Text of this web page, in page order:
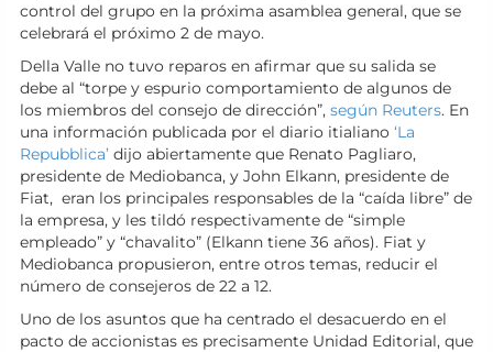
control del grupo en la próxima asamblea general, que se
celebrará el próximo 2 de mayo.
Della Valle no tuvo reparos en afirmar que su salida se
debe al “torpe y espurio comportamiento de algunos de
los miembros del consejo de dirección”, según Reuters. En
una información publicada por el diario itialiano ‘La
Repubblica’ dijo abiertamente que Renato Pagliaro,
presidente de Mediobanca, y John Elkann, presidente de
Fiat, eran los principales responsables de la “caída libre” de
la empresa, y les tildó respectivamente de “simple
empleado” y “chavalito” (Elkann tiene 36 años). Fiat y
Mediobanca propusieron, entre otros temas, reducir el
número de consejeros de 22 a 12.
Uno de los asuntos que ha centrado el desacuerdo en el
pacto de accionistas es precisamente Unidad Editorial, que